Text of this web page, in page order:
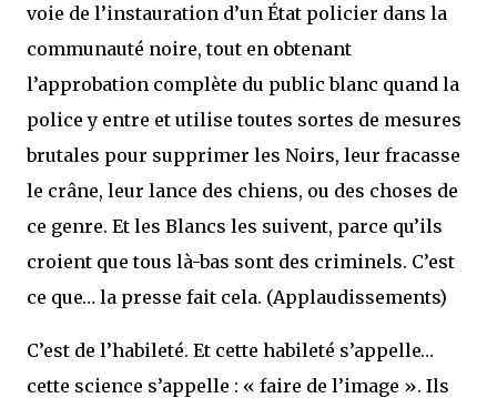
voie de l’instauration d’un État policier dans la
communauté noire, tout en obtenant
l’approbation complète du public blanc quand la
police y entre et utilise toutes sortes de mesures
brutales pour supprimer les Noirs, leur fracasse
le crâne, leur lance des chiens, ou des choses de
ce genre. Et les Blancs les suivent, parce qu’ils
croient que tous là-bas sont des criminels. C’est
ce que… la presse fait cela. (Applaudissements)
C’est de l’habileté. Et cette habileté s’appelle…
cette science s’appelle : « faire de l’image ». Ils